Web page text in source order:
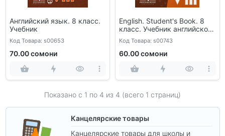
Английский язык. 8 класс.
Учебник
Код Товара: s00653
70.00 сомони
English. Student's Book. 8
класс. Учебник английского
языка
Код Товара: s00743
60.00 сомони
Показано с 1 по 4 из 4 (всего 1 страниц)
Канцелярские товары
Канцелярские товары для школы и